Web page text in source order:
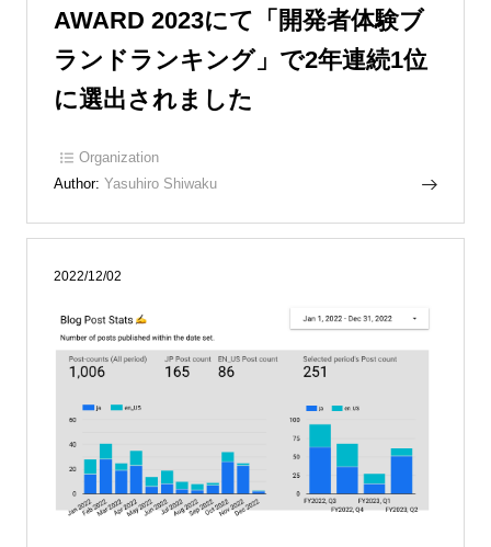
AWARD 2023にて「開発者体験ブ
ランドランキング」で2年連続1位
に選出されました
Organization
Author: Yasuhiro Shiwaku
2022/12/02